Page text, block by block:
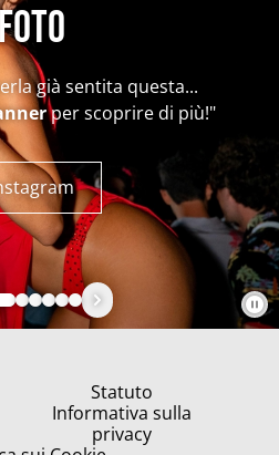
già sentita questa...
per scoprire di più!"
Statuto
Informativa sulla
privacy